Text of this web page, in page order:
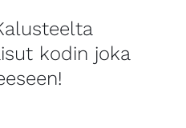
kodin joka